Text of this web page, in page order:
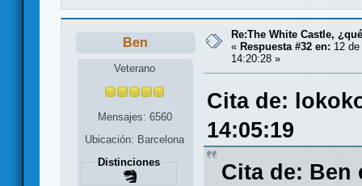
Ben
Veterano
Mensajes: 6560
Ubicación: Barcelona
Distinciones
Re:The White Castle,
« Respuesta #32 en: 12
14:20:28 »
Cita de:
14:05:19
Cita de: Ben